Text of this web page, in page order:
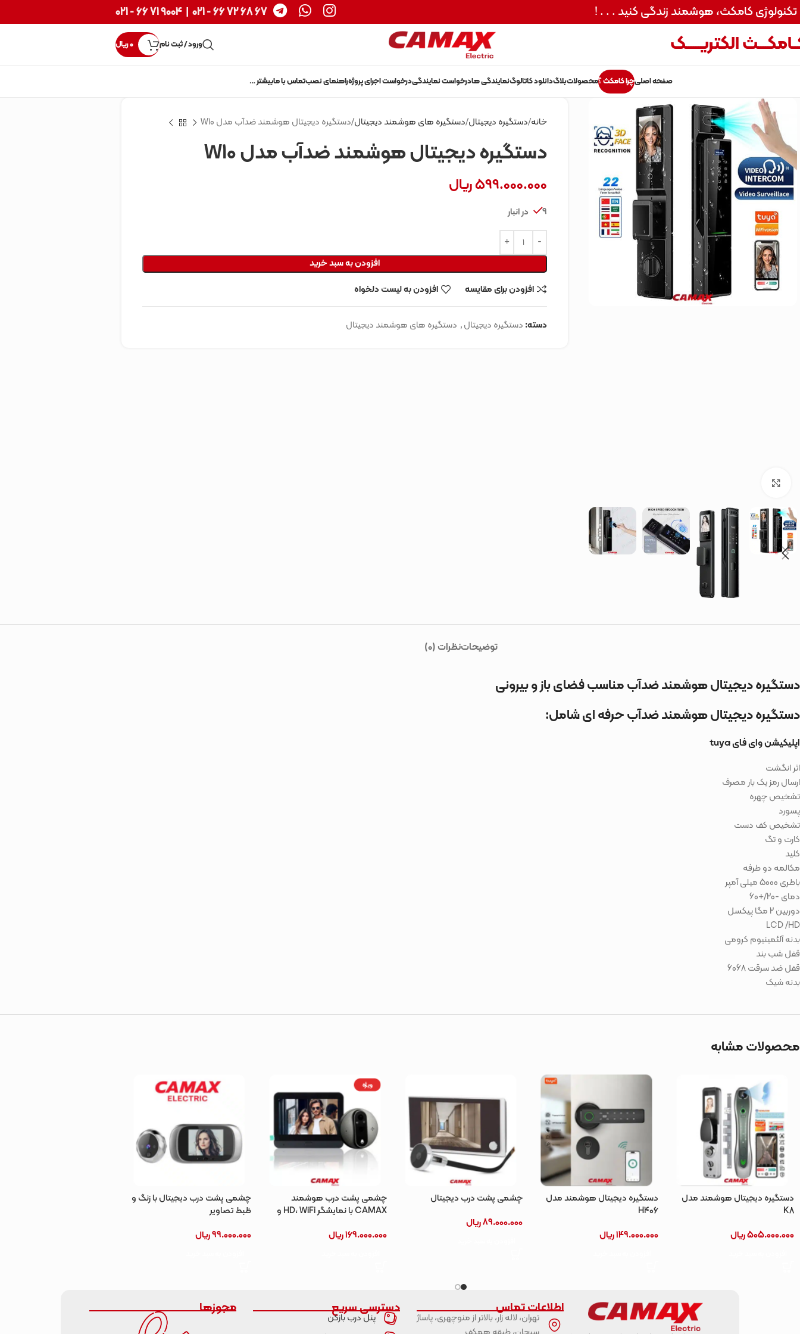
تکنولوژی کامکث، هوشمند زندگی کنید . . . ! 67 68 72 66 - 021
|
9004 71 66 - 021
الکتریــــــک ورود / ثبت نام 0ریال
صفحه اصلیچرا کامکث ؟محصولاتبلاگدانلود کاتالوگنمایندگی هادرخواست نمایندگیدرخواست اجرای پروژهراهنمای نصبتماس با مابیشتر …
خانه دستگیره دیجیتال دستگیره های هوشمند دیجیتال دستگیره دیجیتال هوشمند ضدآب مدل W10
دستگیره دیجیتال هوشمند ضدآب مدل W10
599.000.000ریال
9 در انبار
افزودن به سبد خرید
افزودن برای مقایسه
افزودن به لیست دلخواه
دسته: دستگیره دیجیتال, دستگیره های هوشمند دیجیتال
توضیحاتنظرات (0)
دستگیره دیجیتال هوشمند ضدآب مناسب فضای باز و بیرونی
دستگیره دیجیتال هوشمند ضدآب حرفه ای شامل:
اپلیکیشن وای فای tuya
اثر انگشت
ارسال رمز یک بار مصرف
تشخیص چهره
پسورد
تشخیص کف دست
کارت و تگ
کلید
مکالمه دو طرفه
باطری 5000 میلی آمپر
دمای -20/+60
دوربین 2 مگا پیکسل
LCD /HD
بدنه آلئمینیوم کرومی
قفل شب بند
قفل ضد سرقت 6068
بدنه شیک
محصولات مشابه
دستگیره دیجیتال هوشمند مدل
K8
505.000.000ریال
دستگیره دیجیتال هوشمند مدل
H406
149.000.000ریال
چشمی پشت درب دیجیتال
89.000.000ریال
ویژه
چشمی پشت درب هوشمند
CAMAX با نمایشگر HD، WiFi و
169.000.000ریال
چشمی پشت درب دیجیتال با زنگ و
ظبط تصاویر
99.000.000ریال
اطلاعات تماس
تهران، لاله زار، بالاتر از منوچهری، پاساژ
دسترسی سریع
پنل درب بازکن
مجوزها